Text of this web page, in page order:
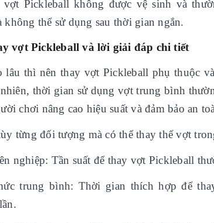
Pickleball không được vệ sinh và
thể sử dụng sau thời gian ngắn.
vợt Pickleball và lời giải đáp chi tiết
lâu thì nên thay vợt Pickleball phụ thuộc
thời gian sử dụng vợt trung bình
chơi nâng cao hiệu suất và đảm bảo an
từng đối tượng mà có thể thay thế vợt
nghiệp: Tần suất để thay vợt Pickleball
trung bình: Thời gian thích hợp để